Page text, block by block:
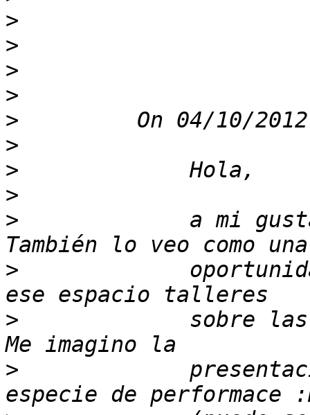
>
>
>
>
>
>
>
>
>
a mi
>
>
sobre
>